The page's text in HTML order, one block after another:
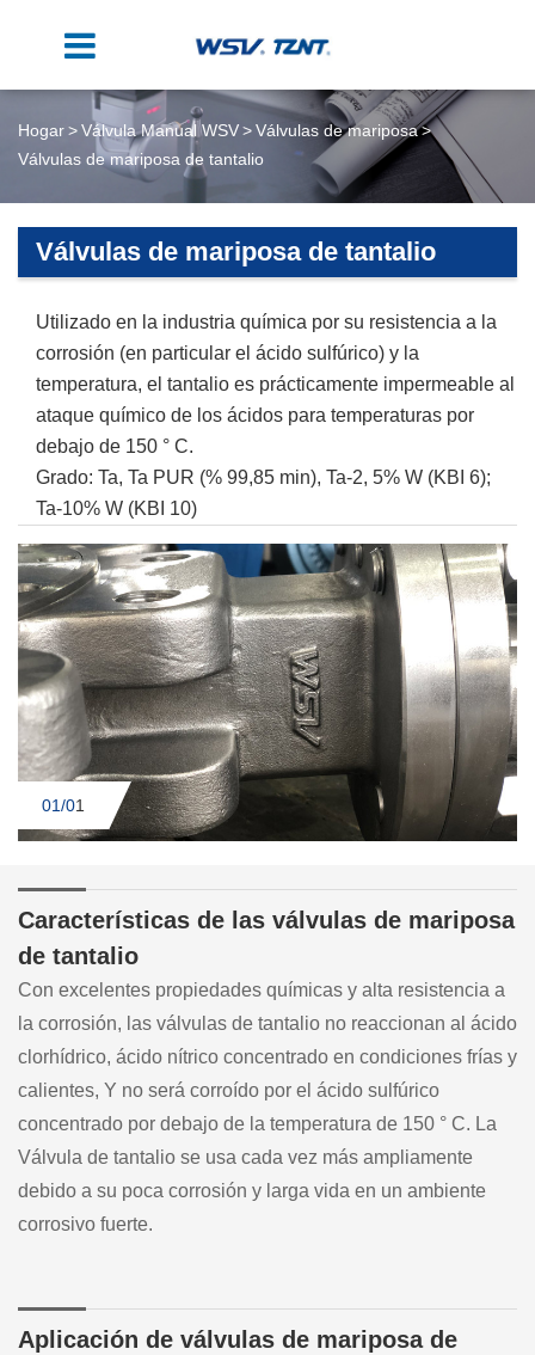
Hogar Válvula Manual WSV
Válvulas de mariposa
Válvulas de mariposa de tantalio
Válvulas de mariposa de tantalio
Utilizado en la industria química por su resistencia a la
corrosión (en particular el ácido sulfúrico) y la
temperatura, el tantalio es prácticamente impermeable al
ataque químico de los ácidos para temperaturas por
debajo de 150 ° C.
Grado: Ta, Ta PUR (% 99,85 min), Ta-2, 5% W (KBI 6);
Ta-10% W (KBI 10)
01/01
Características de las válvulas de mariposa
de tantalio
Con excelentes propiedades químicas y alta resistencia a
la corrosión, las válvulas de tantalio no reaccionan al ácido
clorhídrico, ácido nítrico concentrado en condiciones frías y
calientes, Y no será corroído por el ácido sulfúrico
concentrado por debajo de la temperatura de 150 ° C. La
Válvula de tantalio se usa cada vez más ampliamente
debido a su poca corrosión y larga vida en un ambiente
corrosivo fuerte.
Aplicación de válvulas de mariposa de